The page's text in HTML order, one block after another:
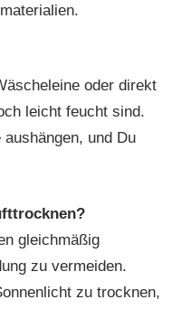
oder direkt
leicht feucht sind.
und Du
gleichmäßig
zu vermeiden.
zu trocknen,